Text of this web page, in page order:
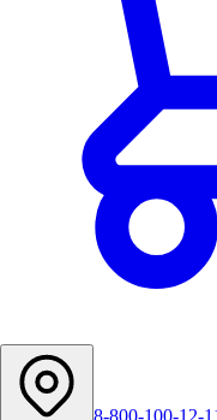
8-800-100-12-